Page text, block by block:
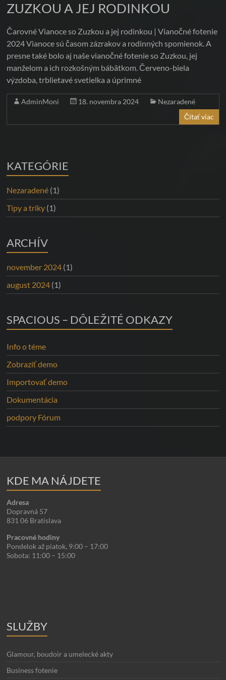
GLAMOUR,
EROTICKÉ
A
BUSINESS
FOTENIE
Zachyťte
krásu
|
Profesionálne
fotenie
v
Bratislave
ZUZKOU A JEJ RODINKOU
Čarovné Vianoce so Zuzkou a jej rodinkou | Vianočné fotenie
2024 Vianoce sú časom zázrakov a rodinných spomienok. A
presne také bolo aj naše vianočné fotenie so Zuzkou, jej
manželom a ich rozkošným bábätkom. Červeno-biela
výzdoba, trblietavé svetielka a úprimné
AdminMoni 18. novembra 2024
Nezaradené
Čítať viac
KATEGÓRIE
Nezaradené (1)
Tipy a triky (1)
ARCHÍV
november 2024 (1)
august 2024 (1)
SPACIOUS – DÔLEŽITÉ ODKAZY
Info o téme
Zobraziť demo
Importovať demo
Dokumentácia
podpory Fórum
KDE MA NÁJDETE
Adresa
Dopravná 57
831 06 Bratislava
Pracovné hodiny
Pondelok až piatok, 9:00 – 17:00
Sobota: 11:00 – 15:00
SLUŽBY
Glamour, boudoir a umelecké akty
Business fotenie